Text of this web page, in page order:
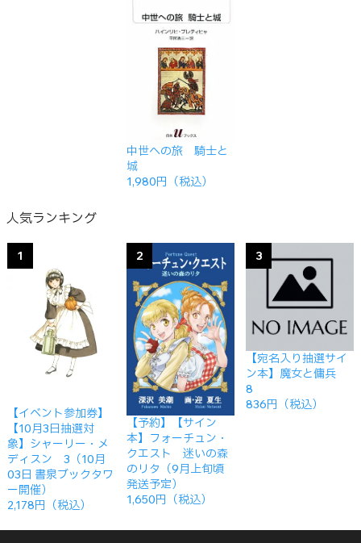
中世への旅 騎士と
城
1,980円（税込）
人気ランキング
1
【イベント参加券】
【10月3日抽選対
象】シャーリー・メ
ディスン 3（10月
03日 書泉ブックタワ
ー開催）
2,178円（税込）
2
【予約】【サイン
本】フォーチュン・
クエスト 迷いの森
のリタ（9月上旬頃
発送予定）
1,650円（税込）
3
【宛名入り抽選サイ
ン本】魔女と傭兵
8
836円（税込）